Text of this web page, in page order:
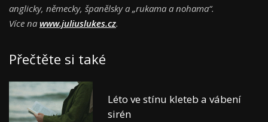
anglicky, německy, španělsky a „rukama a nohama“.
Více na www.juliuslukes.cz.
Přečtěte si také
Léto ve stínu kleteb a vábení
sirén